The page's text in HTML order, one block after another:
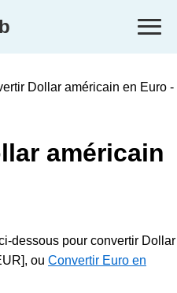
Dollar américain en Euro -
américain
dessous pour convertir Dollar
ou Convertir Euro en